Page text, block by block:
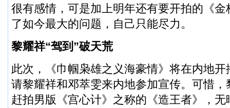
很有感情，可是加上明年还有要开拍的《
了如今最大的问题，自己只能尽力。
黎耀祥“驾到”破天荒
此次，《巾帼枭雄之义海豪情》将在内地
请黎耀祥和邓萃雯来内地参加宣传。可惜
赶拍男版《宫心计》之称的《造王者》，